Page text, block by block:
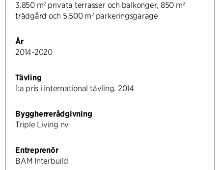
3.850 m² privata terrasser och balkonger, 850 m²
trädgård och 5.500 m² parkeringsgarage
År
2014-2020
Tävling
1:a pris i international tävling. 2014
Byggherrerådgivning
Triple Living nv
Entreprenör
BAM Interbuild